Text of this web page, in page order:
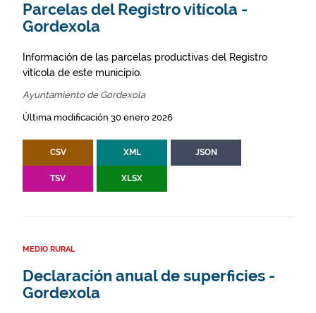
Parcelas del Registro vitícola -
Gordexola
Información de las parcelas productivas del Registro
vitícola de este municipio.
Ayuntamiento de Gordexola
Última modificación 30 enero 2026
CSV XML JSON
TSV XLSX
MEDIO RURAL
Declaración anual de superficies -
Gordexola